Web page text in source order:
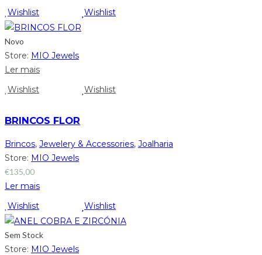
Wishlist
Wishlist
Novo
Store: MIO Jewels
Ler mais
Wishlist
Wishlist
BRINCOS FLOR
Brincos, Jewelery & Accessories, Joalharia
Store: MIO Jewels
€135,00
Ler mais
Wishlist
Wishlist
Sem Stock
Store: MIO Jewels